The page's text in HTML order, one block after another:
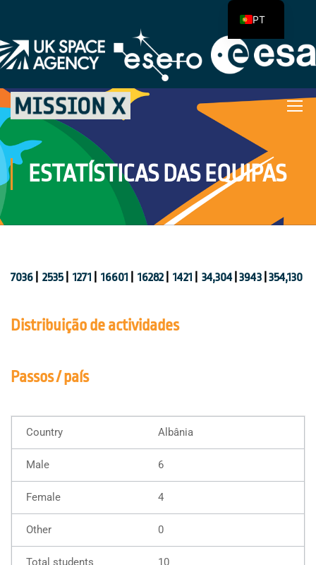
ESTATÍSTICAS DAS EQUIPAS
7036 2535 1271 16601 16282 1421 34,304 3943 354,130
Distribuição de actividades
Passos / país
Albânia
6
4
0
10
PT